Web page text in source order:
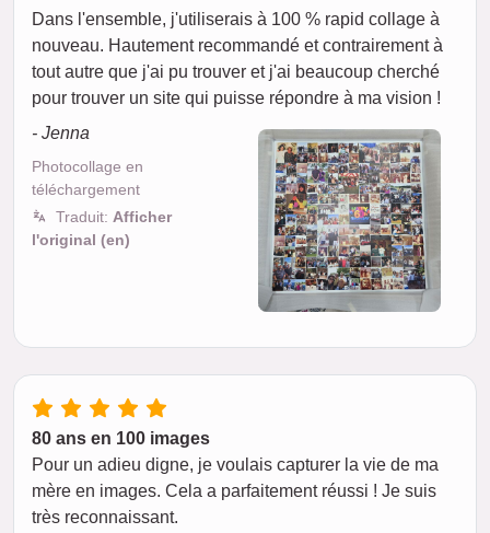
Dans l'ensemble, j'utiliserais à 100 % rapid collage à
nouveau. Hautement recommandé et contrairement à
tout autre que j'ai pu trouver et j'ai beaucoup cherché
pour trouver un site qui puisse répondre à ma vision !
- Jenna
Photocollage en
téléchargement
Traduit: Afficher
l'original (en)
80 ans en 100 images
Pour un adieu digne, je voulais capturer la vie de ma
mère en images. Cela a parfaitement réussi ! Je suis
très reconnaissant.